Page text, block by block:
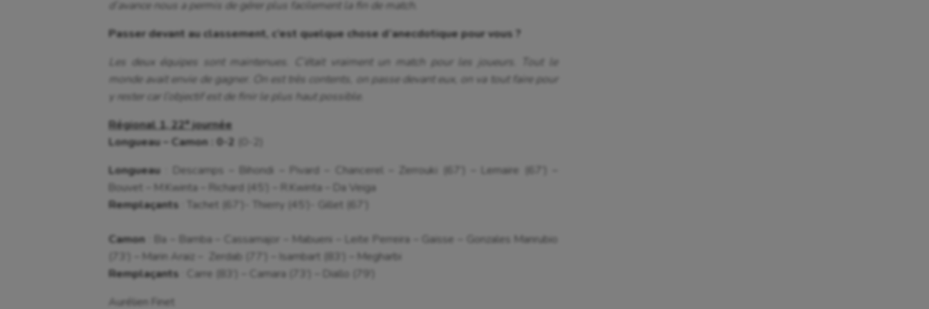
d’avance nous a permis de gérer plus facilement la fin de match.
Passer devant au classement, c’est quelque chose d’anecdotique pour vous ?
Les deux équipes sont maintenues. C’était vraiment un match pour les joueurs. Tout le
monde avait envie de gagner. On est très contents, on passe devant eux, on va tout faire pour
y rester car l’objectif est de finir le plus haut possible.
Régional 1, 22ᵉ journée
Longueau – Camon : 0-2
Longueau : Descamps – Bihondi – Pivard – Chancerel – Zerrouki (67’) – Lemaire (67’) –
Bouvet – M.Kwinta – Richard (45’) – R.Kwinta – Da Veiga
Remplaçants : Tachet (67’)- Thierry (45’)- Gillet (67’)
Camon : Ba – Bamba – Cassamajor – Mabueni – Leite Perreira – Gaisse – Gonzales Manrubio
(73’) – Marin Araiz – Zerdab (77’) – Isambart (83’) – Megharbi
Remplaçants
: Carre (83’) – Camara (73’) – Diallo (79’)
Aurélien Finet